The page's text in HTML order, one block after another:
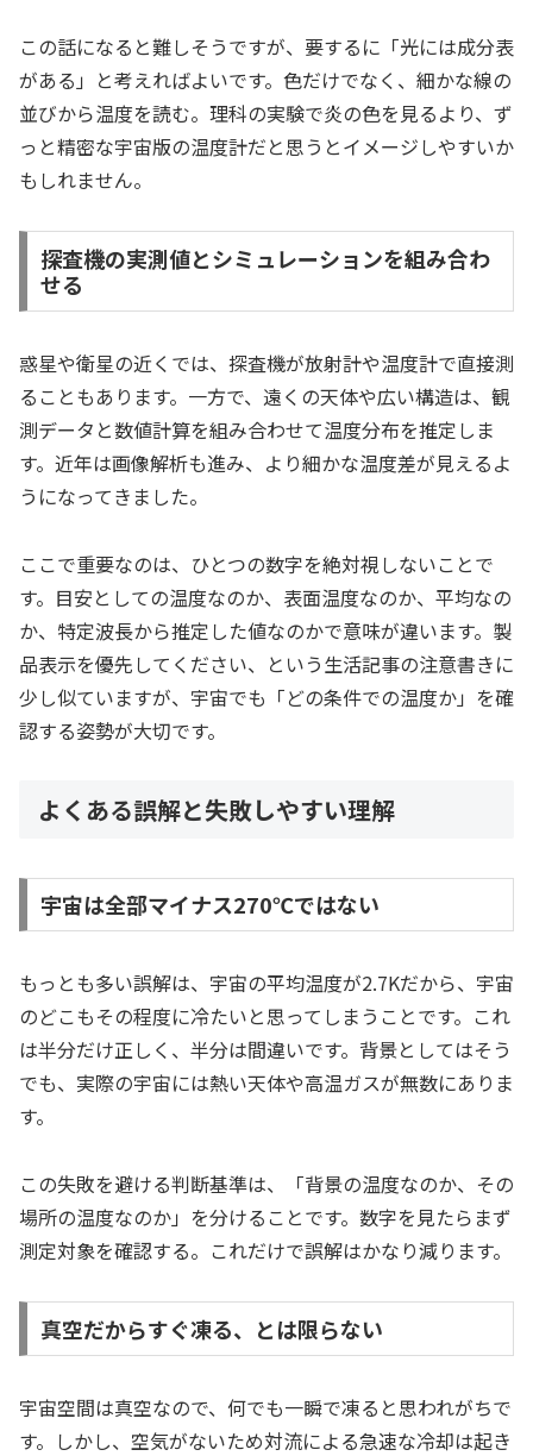
この話になると難しそうですが、要するに「光には成分表
がある」と考えればよいです。色だけでなく、細かな線の
並びから温度を読む。理科の実験で炎の色を見るより、ず
っと精密な宇宙版の温度計だと思うとイメージしやすいか
もしれません。
探査機の実測値とシミュレーションを組み合わ
せる
惑星や衛星の近くでは、探査機が放射計や温度計で直接測
ることもあります。一方で、遠くの天体や広い構造は、観
測データと数値計算を組み合わせて温度分布を推定しま
す。近年は画像解析も進み、より細かな温度差が見えるよ
うになってきました。
ここで重要なのは、ひとつの数字を絶対視しないことで
す。目安としての温度なのか、表面温度なのか、平均なの
か、特定波長から推定した値なのかで意味が違います。製
品表示を優先してください、という生活記事の注意書きに
少し似ていますが、宇宙でも「どの条件での温度か」を確
認する姿勢が大切です。
よくある誤解と失敗しやすい理解
宇宙は全部マイナス270℃ではない
もっとも多い誤解は、宇宙の平均温度が2.7Kだから、宇宙
のどこもその程度に冷たいと思ってしまうことです。これ
は半分だけ正しく、半分は間違いです。背景としてはそう
でも、実際の宇宙には熱い天体や高温ガスが無数にありま
す。
この失敗を避ける判断基準は、「背景の温度なのか、その
場所の温度なのか」を分けることです。数字を見たらまず
測定対象を確認する。これだけで誤解はかなり減ります。
真空だからすぐ凍る、とは限らない
宇宙空間は真空なので、何でも一瞬で凍ると思われがちで
す。しかし、空気がないため対流による急速な冷却は起き